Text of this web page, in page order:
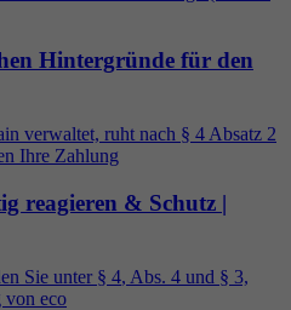
Hintergründe für den
verwaltet, ruht nach § 4 Absatz 2
Ihre Zahlung
reagieren & Schutz |
Sie unter § 4, Abs. 4 und § 3,
von eco